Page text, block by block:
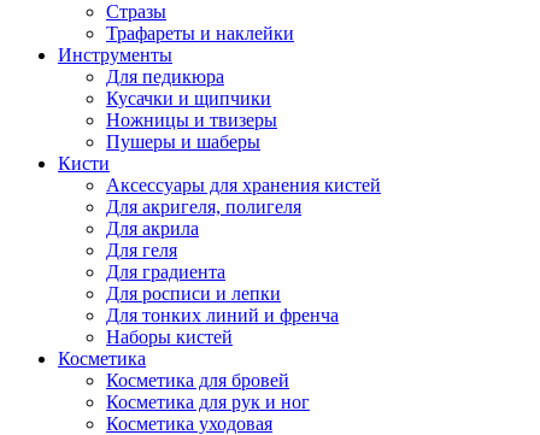
Стразы
Трафареты и наклейки
Инструменты
Для педикюра
Кусачки и щипчики
Ножницы и твизеры
Пушеры и шаберы
Кисти
Аксессуары для хранения кистей
Для акригеля, полигеля
Для акрила
Для геля
Для градиента
Для росписи и лепки
Для тонких линий и френча
Наборы кистей
Косметика
Косметика для бровей
Косметика для рук и ног
Косметика уходовая